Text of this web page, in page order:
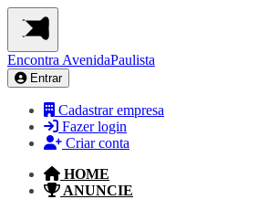
Encontra AvenidaPaulista
Entrar
Cadastrar empresa
Fazer login
Criar conta
HOME
ANUNCIE